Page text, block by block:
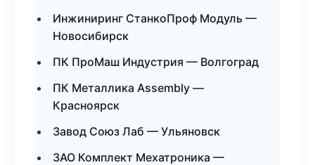
Инжиниринг СтанкоПроф Модуль —
Новосибирск
ПК ПроМаш Индустрия — Волгоград
ПК Металлика Assembly —
Красноярск
Завод Союз Лаб — Ульяновск
ЗАО Комплект Мехатроника —